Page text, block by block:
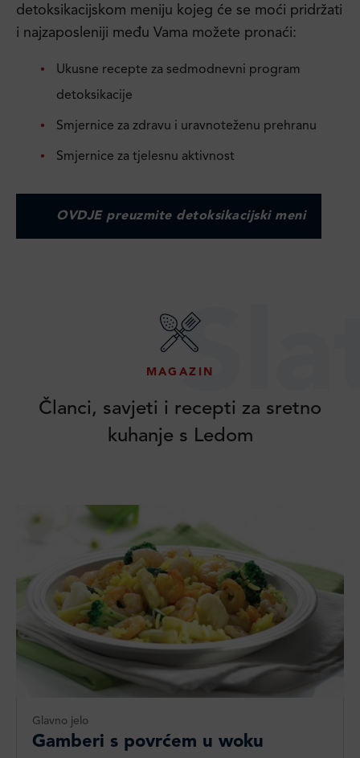
detoksikacijskom meniju kojeg će se moći pridržati
i najzaposleniji među Vama možete pronaći:
Ukusne recepte za sedmodnevni program
detoksikacije
Smjernice za zdravu i uravnoteženu prehranu
Smjernice za tjelesnu aktivnost
OVDJE preuzmite detoksikacijski meni
MAGAZIN
Članci, savjeti i recepti za sretno
kuhanje s Ledom
Glavno jelo
Gamberi s povrćem u woku